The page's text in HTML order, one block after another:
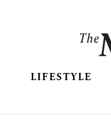
LIFESTYLE